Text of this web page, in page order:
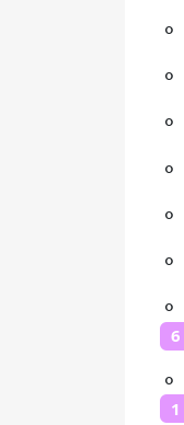
⚬
⚬
⚬
⚬
⚬
⚬
⚬
6
⚬
1